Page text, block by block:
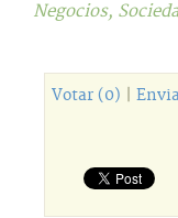
Negocios,
Votar (0)